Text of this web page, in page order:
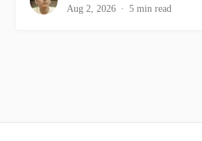
Aug 2, 2026
5 min read